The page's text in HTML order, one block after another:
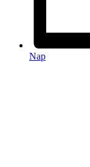
Nap